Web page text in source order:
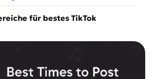
für bestes TikTok